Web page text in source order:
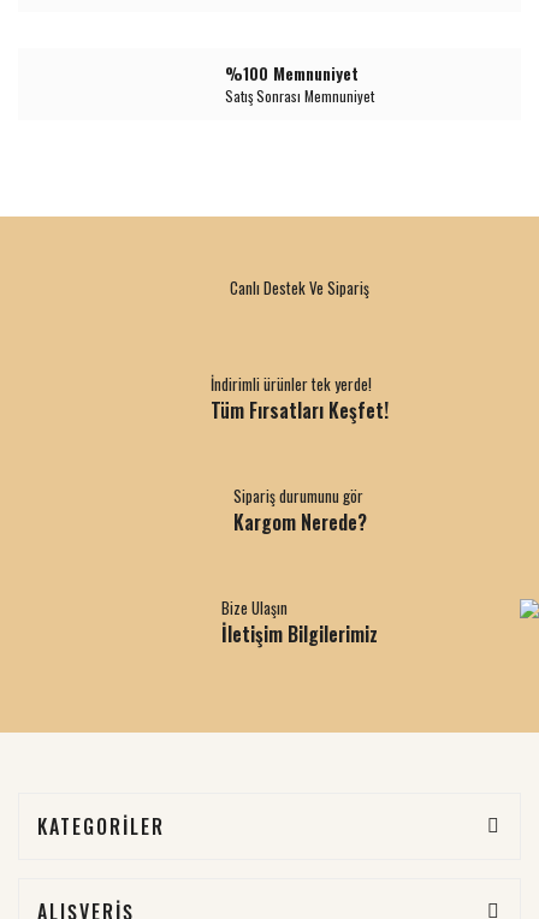
%100 Memnuniyet
Satış Sonrası Memnuniyet
Canlı Destek Ve Sipariş
İndirimli ürünler tek yerde!
Tüm Fırsatları Keşfet!
Sipariş durumunu gör
Kargom Nerede?
Bize Ulaşın
İletişim Bilgilerimiz
KATEGORİLER
ALIŞVERİŞ